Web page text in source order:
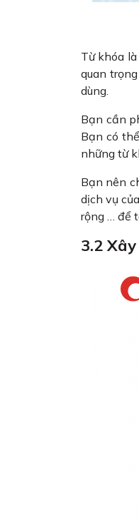
Từ khóa
quan
dùng.
Bạn cần
Bạn có
những từ
Bạn nên
dịch vụ
rộng … để
3.2